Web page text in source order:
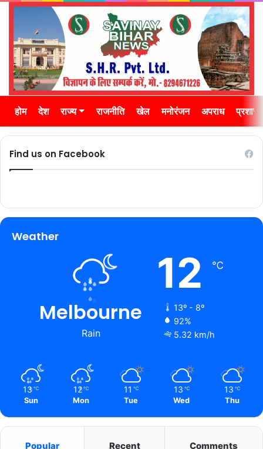
होम देश राज्य राजनीति खेल मनोरंजन अपराध
Find us on Facebook
Weather
Melbourne
Rain
12 ℃
13º - 8º
92%
5.32 km/h
13 ℃
Sun
12 ℃
Mon
11 ℃
Tue
13 ℃
Wed
13 ℃
Thu
Popular Recent Comments